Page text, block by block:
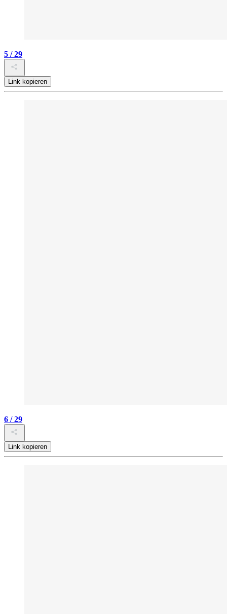
5 / 29
Link kopieren
6 / 29
Link kopieren